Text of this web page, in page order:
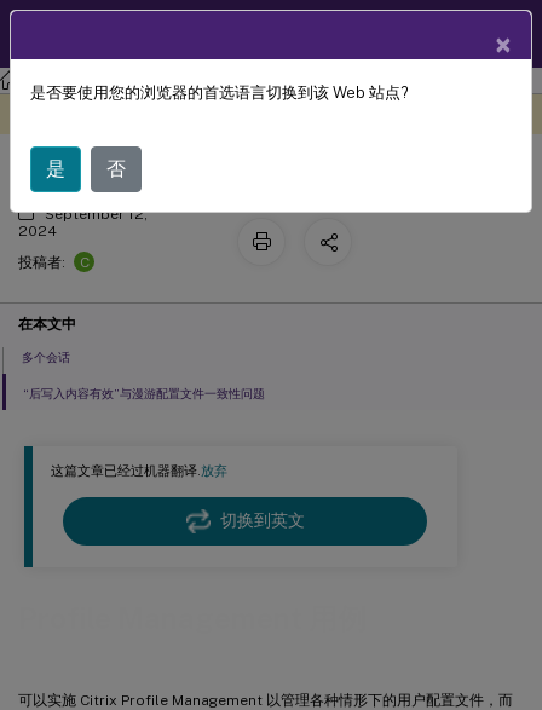
Profile Management Profile Management 2407
这篇文章已经过机器翻译.放弃
切换到英文
可以实施 Citrix Profile Management 以管理各种情形下的用户配置文件，而
Profile Management 用例
September 12,
2024
投稿者:
C
在本文中
多个会话
“后写入内容有效”与漫游配置文件一致性问题
×
是否要使用您的浏览器的首选语言切换到该 Web 站点?
是 否